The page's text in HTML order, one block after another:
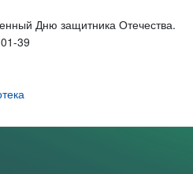
Дню защитника Отечества.
39